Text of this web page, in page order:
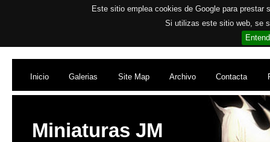
Este sitio emplea cookies de Google para
Si utilizas este sitio web, se
Inicio Galerias Site Map Archivo Contacta
Miniaturas JM